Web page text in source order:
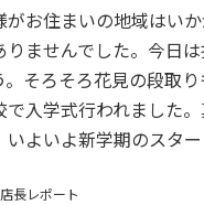
お住まいの地域はい
ませんでした。今日
そろそろ花見の段取
入学式行われました
よいよ新学期のスタ
長レポート